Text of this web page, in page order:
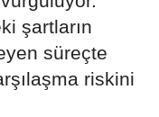
şartların
süreçte
riskini